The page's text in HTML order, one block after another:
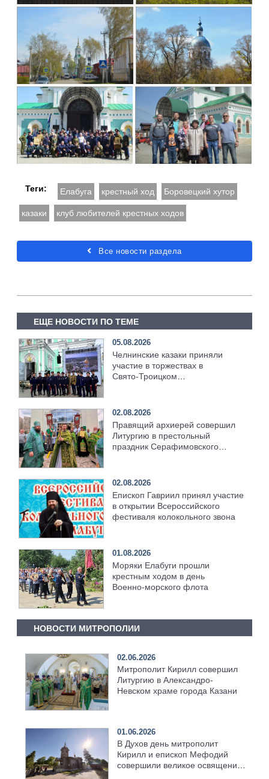
Теги: Елабуга крестный ход Боровецкий хутор
казаки клуб любителей крестных ходов
Все новости раздела
ЕЩЕ НОВОСТИ ПО ТЕМЕ
05.08.2026
Челнинские казаки приняли
участие в торжествах в
Свято‑Троицком
02.08.2026
Правящий архиерей совершил
Литургию в престольный
праздник Серафимовского
02.08.2026
Епископ Гавриил принял участие
в открытии Всероссийского
фестиваля колокольного звона
01.08.2026
Моряки Елабуги прошли
крестным ходом в день
Военно‑морского флота
НОВОСТИ МИТРОПОЛИИ
02.06.2026
Митрополит Кирилл совершил
Литургию в Александро-
Невском храме города Казани
01.06.2026
В Духов день митрополит
Кирилл и епископ Мефодий
совершили великое освящение